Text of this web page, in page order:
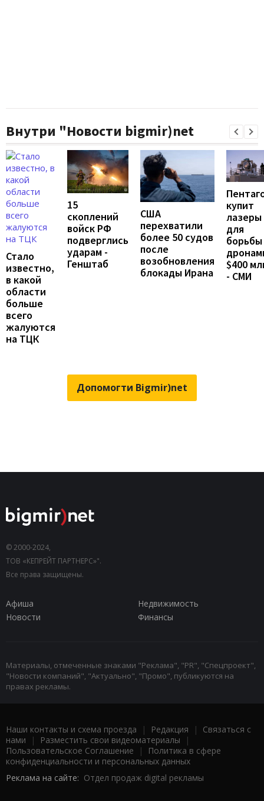
Внутри "Новости bigmir)net
Стало
известно,
в какой
области
больше
всего
жалуются
на ТЦК
15
скоплений
войск РФ
подверглись
ударам -
Генштаб
США
перехватили
более 50 судов
после
возобновления
блокады Ирана
купит
лазеры
для
борьбы
$400
- СМИ
Допомогти Bigmir)net
© 2000-2024,
ТОВ «КЕПРЕЙТ ПАРТНЕРС»".
Все права защищены.
Афиша
Недвижимость
Новости
Финансы
Материалы, отмеченные знаками "Реклама", "PR", "Спецпроект",
"Новости компаний", "Актуально", "Промо", публикуются на
правах рекламы.
Наши контакты и схема проезда | Редакция | Связаться с
нами | Разместить свои видеоматериалы |
Пользовательское Соглашение |
Политика в сфере
конфиденциальности и персональных данных
Реклама на сайте: Отдел продаж digital рекламы